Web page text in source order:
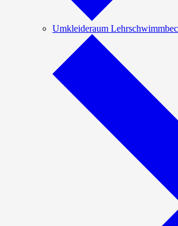
Umkleideraum